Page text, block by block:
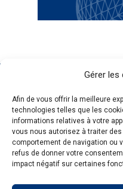
Gérer
Afin de vous offrir la meilleure
technologies telles que les
informations relatives à votre
vous nous autorisez à traiter
comportement de navigation ou
refus de donner votre
impact négatif sur certaines
Carrière
Actualités
L'entreprise
Qualité et
certifications
Corporate
Services et
produits
Expertise